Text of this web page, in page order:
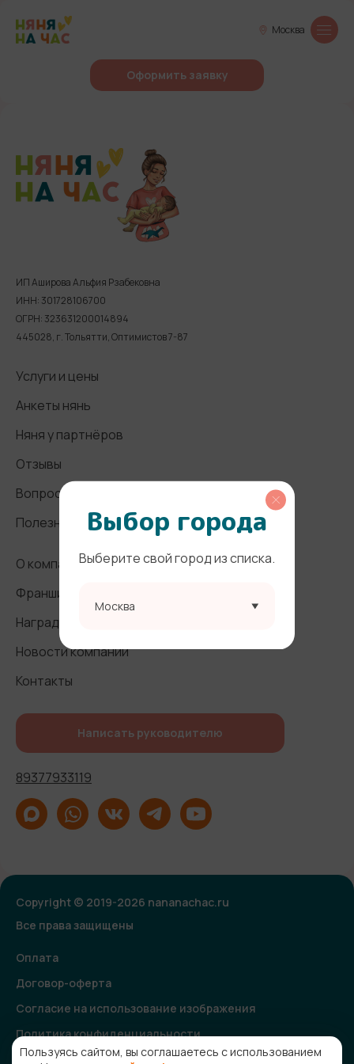
Москва
Оформить заявку
ИП Аширова Альфия Рзабековна
ИНН: 301728106700
ОГРН: 323631200014894
445028, г. Тольятти, Оптимистов 7-87
Услуги и цены
Анкеты нянь
Няня у партнёров
Отзывы
Вопросы и ответы
Полезные статьи
О компании
Франшиза
Награды и СМИ
Новости компании
Контакты
Написать руководителю
89377933119
Copyright © 2019-2026 nananachac.ru
Все права защищены
Оплата
Договор-оферта
Согласие на использование изображения
Политика конфиденциальности
Согласие на получение рекламной и информационной
Выбор города
Выберите свой город из списка.
Москва
Пользуясь сайтом, вы соглашаетесь с использованием